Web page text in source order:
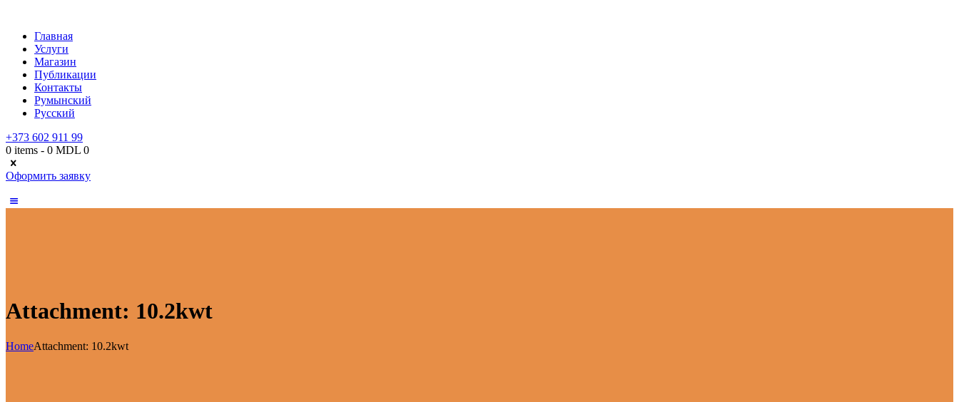
Главная
Услуги
Магазин
Публикации
Контакты
Румынский
Русский
+373 602 911 99
0 items - 0 MDL 0
Оформить заявку
Attachment: 10.2kwt
HomeAttachment: 10.2kwt